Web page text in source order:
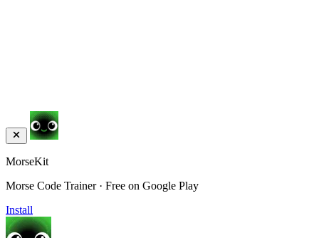
MorseKit
Morse Code Trainer · Free on Google Play
Install